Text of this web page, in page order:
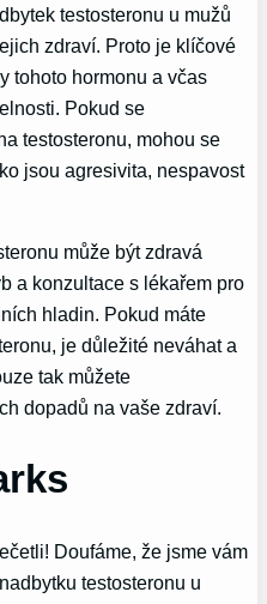
testosteronu u mužů
zdraví. Proto je klíčové
tohoto hormonu a včas
Pokud se
testosteronu, mohou se
jsou agresivita, nespavost
může být zdravá
a konzultace s lékařem pro
hladin. Pokud máte
je důležité neváhat a
tak můžete
dopadů na vaše zdraví.
Doufáme, že jsme vám
testosteronu u